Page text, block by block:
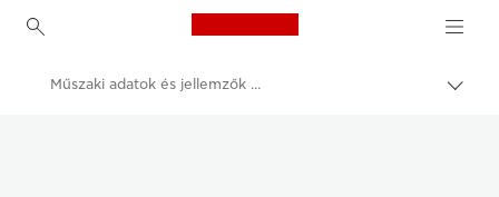
Canon Logo, back to
Műszaki adatok és jellemzők – Canon LEGRIA HF G26